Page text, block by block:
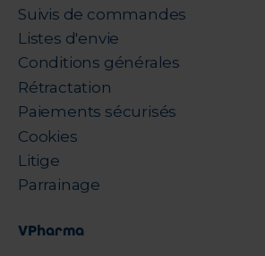
Suivis de commandes
Listes d'envie
Conditions générales
Rétractation
Paiements sécurisés
Cookies
Litige
Parrainage
VPharma